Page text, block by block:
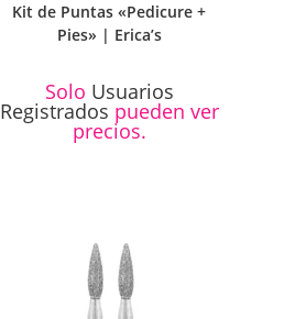
Kit de Puntas «Pedicure +
Pies» | Erica’s
Solo Usuarios
Registrados pueden ver
precios.